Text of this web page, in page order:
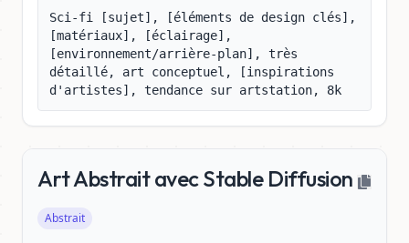
Sci-fi [sujet], [éléments de design clés],
[matériaux], [éclairage],
[environnement/arrière-plan], très
détaillé, art conceptuel, [inspirations
d'artistes], tendance sur artstation, 8k
Art Abstrait avec Stable Diffusion
Abstrait